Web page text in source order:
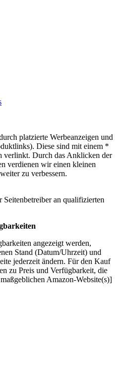
platzierte Werbeanzeigen und
Diese sind mit einem *
verlinkt. Durch das Anklicken der
verdienen wir einen kleinen
zu verbessern.
an qualifizierten
angezeigt werden,
Stand (Datum/Uhrzeit) und
jederzeit ändern. Für den Kauf
zu Preis und Verfügbarkeit, die
Amazon-Website(s)]